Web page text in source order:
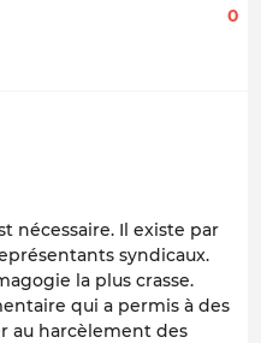
0
nécessaire. Il existe par
syndicaux.
la plus crasse.
qui a permis à des
au harcèlement des